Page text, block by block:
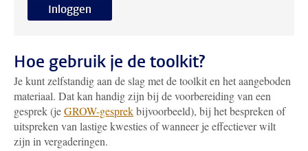
Inloggen
Hoe gebruik je de toolkit?
Je kunt zelfstandig aan de slag met de toolkit en het aangeboden
materiaal. Dat kan handig zijn bij de voorbereiding van een
gesprek (jeGROW-gesprekbijvoorbeeld), bij het bespreken of
uitspreken van lastige kwesties of wanneer je effectiever wilt
zijn in vergaderingen.